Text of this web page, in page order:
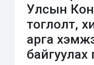
Улсын
тоглолт,
арга